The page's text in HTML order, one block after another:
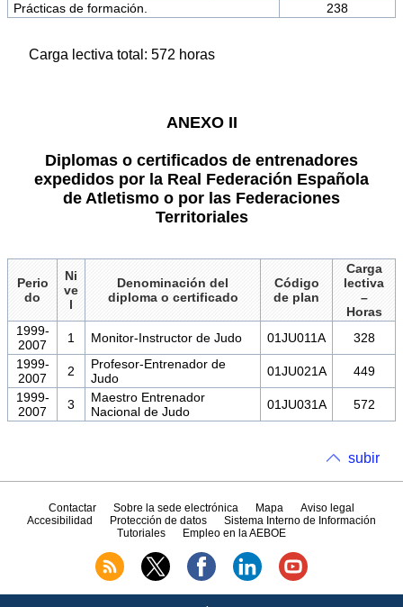
Prácticas de formación.
238
Carga lectiva total: 572 horas
ANEXO II
Diplomas o certificados de entrenadores
expedidos por la Real Federación Española
de Atletismo o por las Federaciones
Territoriales
Perio
do
Ni
ve
l
Denominación del
diploma o certificado
Código
de plan
Carga
lectiva
–
Horas
1999-
2007
1 Monitor-Instructor de Judo 01JU011A
328
1999-
2007
2
Profesor-Entrenador de
Judo
01JU021A
449
1999-
2007
3
Maestro Entrenador
Nacional de Judo
01JU031A 572
subir
Contactar Sobre la sede electrónica Mapa
Aviso legal
Accesibilidad
Protección de datos
Sistema Interno de Información
Tutoriales
Empleo en la AEBOE